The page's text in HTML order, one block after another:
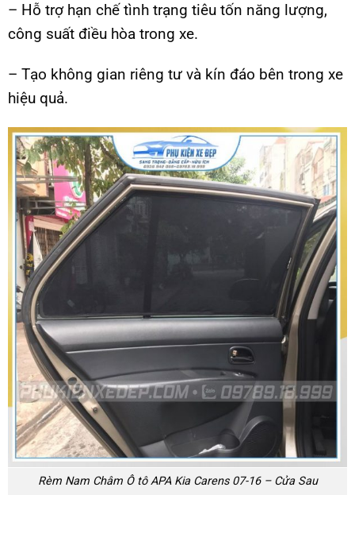
– Hỗ trợ hạn chế tình trạng tiêu tốn năng lượng,
công suất điều hòa trong xe.
– Tạo không gian riêng tư và kín đáo bên trong xe
hiệu quả.
Rèm Nam Châm Ô tô APA Kia Carens 07-16 – Cửa Sau